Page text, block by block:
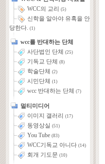
WCC의 교리
(5)
신학을 알아야 유혹을 안
당한다. (1)
wcc를 반대하는 단체
사단법인 단체
(25)
기독교 단체 (8)
학술단체 (2)
시민단체 (1)
wcc 반대하는 단체 (7)
멀티미디어
이미지 갤러리
(17)
동영상실 (51)
You Tube (83)
WCC기독교 아니다 (14)
회개 기도문 (10)